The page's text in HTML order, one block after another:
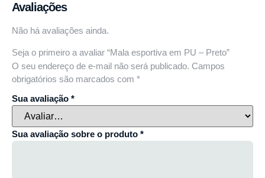
Avaliações
Não há avaliações ainda.
Seja o primeiro a avaliar “Mala esportiva em PU – Preto”
O seu endereço de e-mail não será publicado. Campos
obrigatórios são marcados com *
Sua avaliação *
Sua avaliação sobre o produto *